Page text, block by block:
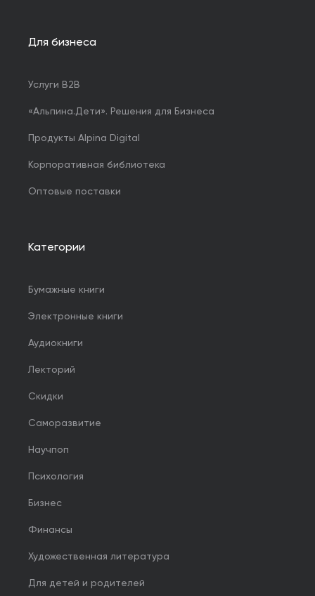
Для бизнеса
Услуги B2B
«Альпина.Дети». Решения для Бизнеса
Продукты Alpina Digital
Корпоративная библиотека
Оптовые поставки
Категории
Бумажные книги
Электронные книги
Аудиокниги
Лекторий
Скидки
Саморазвитие
Научпоп
Психология
Бизнес
Финансы
Художественная литература
Для детей и родителей